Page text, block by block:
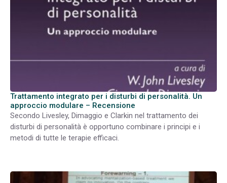
Trattamento integrato per i disturbi di personalità. Un
approccio modulare – Recensione
Secondo Livesley, Dimaggio e Clarkin nel trattamento dei
disturbi di personalità è opportuno combinare i principi e i
metodi di tutte le terapie efficaci.